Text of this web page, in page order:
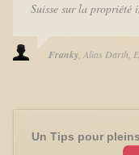
Suisse sur la propriété
Franky Alias Darth
Un Tips pour